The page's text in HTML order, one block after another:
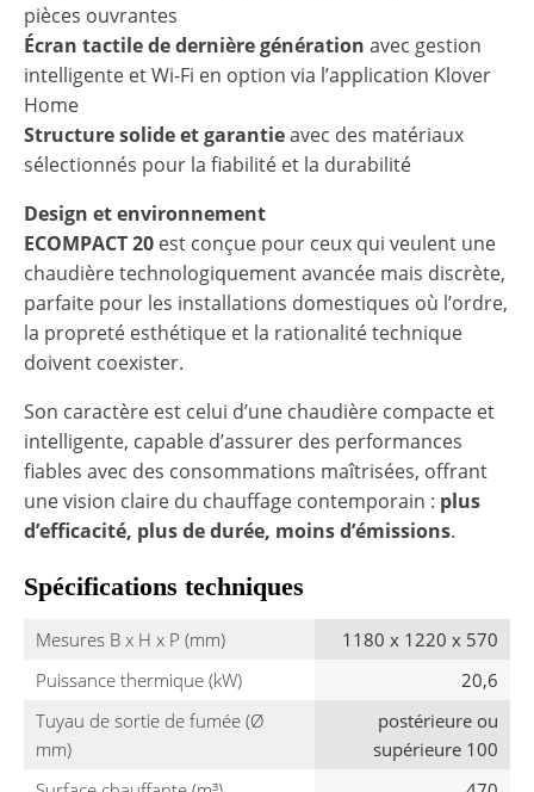
pièces ouvrantes
Écran tactile de dernière génération avec gestion
intelligente et Wi-Fi en option via l’application Klover
Home
Structure solide et garantieavec des matériaux
sélectionnés pour la fiabilité et la durabilité
Design et environnement
ECOMPACT 20 est conçue pour ceux qui veulent une
chaudière technologiquement avancée mais discrète,
parfaite pour les installations domestiques où l’ordre,
la propreté esthétique et la rationalité technique
doivent coexister.
Son caractère est celui d’une chaudière compacte et
intelligente, capable d’assurer des performances
fiables avec des consommations maîtrisées, offrant
une vision claire du chauffage contemporain : plus
d’efficacité, plus de durée, moins d’émissions.
Spécifications techniques
Mesures B x H x P (mm)
1180 x 1220 x 570
Puissance thermique (kW)
20,6
Tuyau de sortie de fumée (Ø
mm)
postérieure ou
supérieure 100